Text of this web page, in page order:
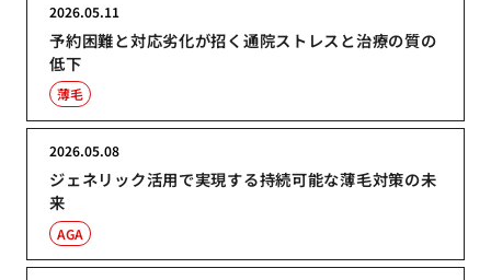
予約困難と対応劣化が招く通院ストレスと治療の質の
低下
2026.05.11
薄毛
ジェネリック活用で実現する持続可能な薄毛対策の未
来
2026.05.08
AGA